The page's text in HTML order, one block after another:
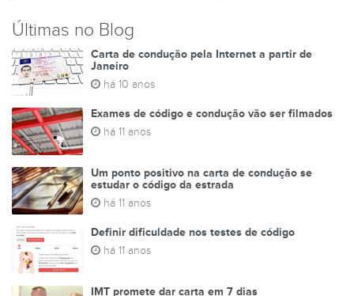
Últimas no Blog
Carta de condução pela Internet a partir de
Janeiro
há 10 anos
Exames de código e condução vão ser filmados
há 11 anos
Um ponto positivo na carta de condução se
estudar o código da estrada
há 11 anos
Definir dificuldade nos testes de código
há 11 anos
IMT promete dar carta em 7 dias